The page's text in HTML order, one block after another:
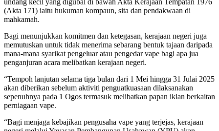
(Akta 171) iaitu hukuman kompaun, sita dan pendakwaan di
mahkamah.
Bagi menunjukkan komitmen dan ketegasan, kerajaan negeri juga
memutuskan untuk tidak menerima sebarang bentuk tajaan daripada
mana-mana syarikat pengeluar atau pengedar vape bagi apa jua
penganjuran acara melibatkan kerajaan negeri.
“Tempoh lanjutan selama tiga bulan dari 1 Mei hingga 31 Julai 2025
akan diberikan sebelum aktiviti penguatkuasaan dilaksanakan
sepenuhnya pada 1 Ogos termasuk melibatkan papan iklan berkaitan
perniagaan vape.
“Bagi menjaga kebajikan pengusaha vape yang terjejas, kerajaan